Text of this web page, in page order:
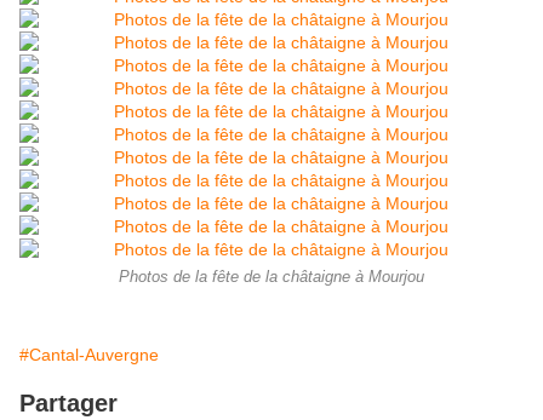
Photos de la fête de la châtaigne à Mourjou
#Cantal-Auvergne
Partager